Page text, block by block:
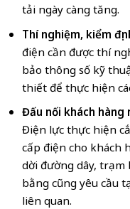
tải ngày càng tăng.
Thí nghiệm, kiểm
điện cần được thí
bảo thông số kỹ
thiết để thực hiện
Đấu nối khách
Điện lực thực hiện
cấp điện cho khách
dời đường dây,
bằng cũng yêu cầu
liên quan.